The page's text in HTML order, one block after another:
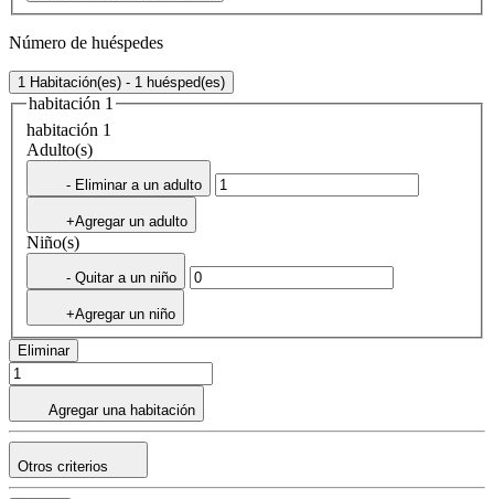
Número de huéspedes
1 Habitación(es) - 1 huésped(es)
habitación 1
habitación 1
Adulto(s)
- Eliminar a un adulto
+Agregar un adulto
Niño(s)
- Quitar a un niño
+Agregar un niño
Eliminar
Agregar una habitación
Otros criterios